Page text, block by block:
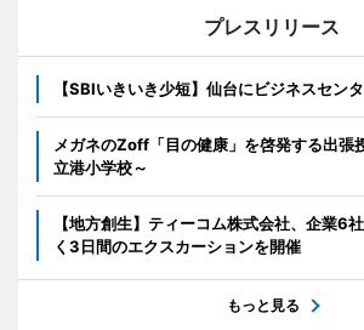
プレスリリース
【SBIいきいき少短】仙台にビジネスセン
メガネのZoff「目の健康」を啓発する出張
立港小学校～
【地方創生】ティーコム株式会社、企業6
く3日間のエクスカーションを開催
もっと見る